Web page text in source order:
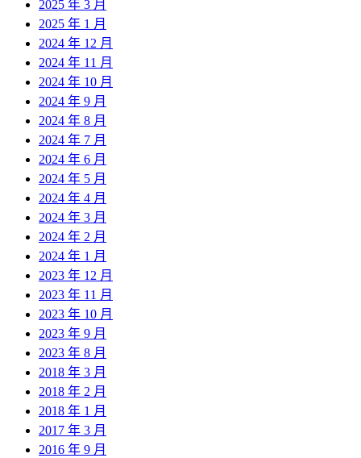
2025 年 3 月
2025 年 1 月
2024 年 12 月
2024 年 11 月
2024 年 10 月
2024 年 9 月
2024 年 8 月
2024 年 7 月
2024 年 6 月
2024 年 5 月
2024 年 4 月
2024 年 3 月
2024 年 2 月
2024 年 1 月
2023 年 12 月
2023 年 11 月
2023 年 10 月
2023 年 9 月
2023 年 8 月
2018 年 3 月
2018 年 2 月
2018 年 1 月
2017 年 3 月
2016 年 9 月